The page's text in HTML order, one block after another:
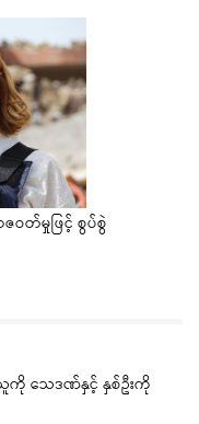
ဝတ်မှုဖြင့် စွပ်စွဲ
ကို သေဒဏ်နှင့် နှစ်ဦးကို